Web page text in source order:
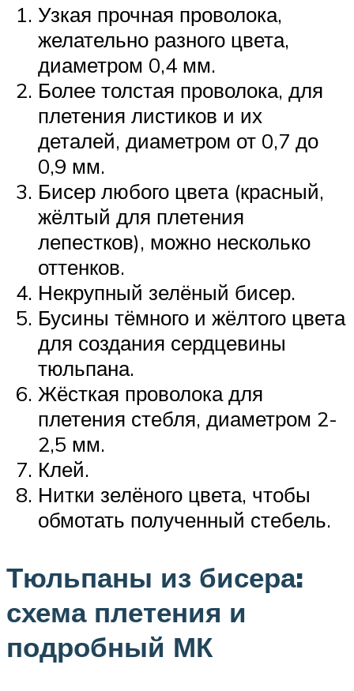
Узкая прочная проволока,
желательно разного цвета,
диаметром 0,4 мм.
Более толстая проволока, для
плетения листиков и их
деталей, диаметром от 0,7 до
0,9 мм.
Бисер любого цвета (красный,
жёлтый для плетения
лепестков), можно несколько
оттенков.
Некрупный зелёный бисер.
Бусины тёмного и жёлтого цвета
для создания сердцевины
тюльпана.
Жёсткая проволока для
плетения стебля, диаметром 2-
2,5 мм.
Клей.
Нитки зелёного цвета, чтобы
обмотать полученный стебель.
Тюльпаны из бисера:
схема плетения и
подробный МК